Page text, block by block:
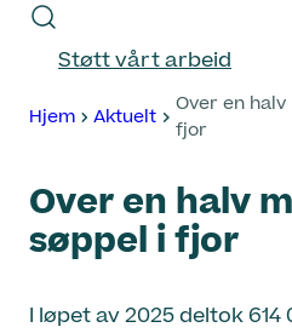
Hold
Norge
Støtt vårt arbeid
Hjem Aktuelt
Over en
fjor
Over en halv
søppel i fjor
I løpet av 2025 deltok